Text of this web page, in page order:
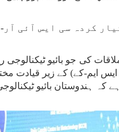
کردہ سی ایس آئی
کسانوں اور کاریگروں سے ملاقات
کے) کے زیر قیادت
کہ ہندوستان بائیو